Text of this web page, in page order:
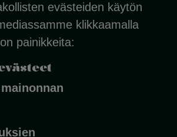
evästeiden käytön
klikkaamalla
painikkeita: